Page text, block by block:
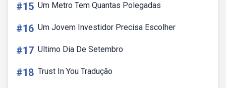
#15 Um Metro Tem Quantas Polegadas
#16 Um Jovem Investidor Precisa Escolher
#17 Ultimo Dia De Setembro
#18 Trust In You Tradução